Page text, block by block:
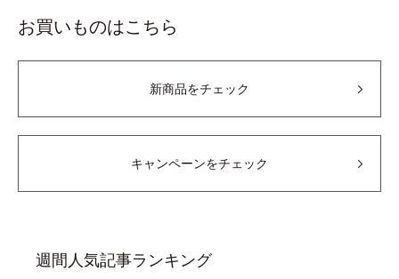
お買いものはこちら
新商品をチェック
キャンペーンをチェック
週間人気記事ランキング